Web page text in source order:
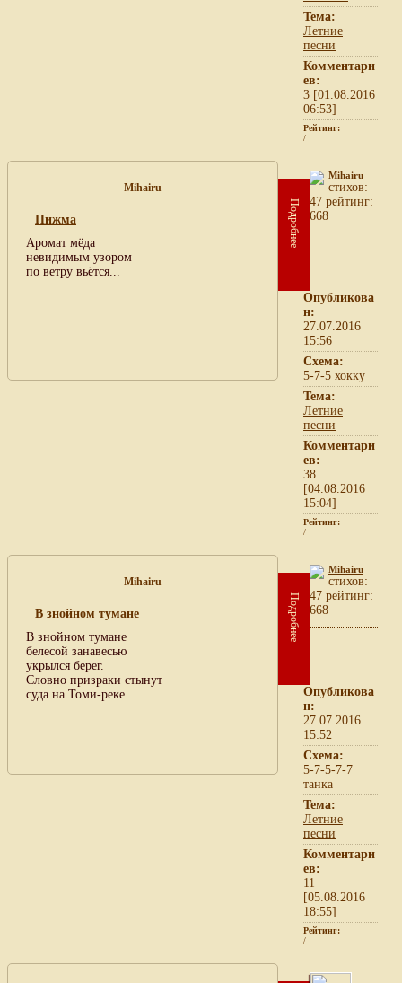
Тема:
Летние
песни
Комментари
ев:
3 [01.08.2016
06:53]
Рейтинг:
/
Mihairu
Пижма
Аромат мёда
невидимым узором
по ветру вьётся...
Подробнее
Mihairu
cтихов:
47 рейтинг:
668
Опубликова
н:
27.07.2016
15:56
Схема:
5-7-5 хокку
Тема:
Летние
песни
Комментари
ев:
38
[04.08.2016
15:04]
Рейтинг:
/
Mihairu
В знойном тумане
В знойном тумане
белесой занавесью
укрылся берег.
Словно призраки стынут
суда на Томи-реке...
Подробнее
Mihairu
cтихов:
47 рейтинг:
668
Опубликова
н:
27.07.2016
15:52
Схема:
5-7-5-7-7
танка
Тема:
Летние
песни
Комментари
ев:
11
[05.08.2016
18:55]
Рейтинг:
/